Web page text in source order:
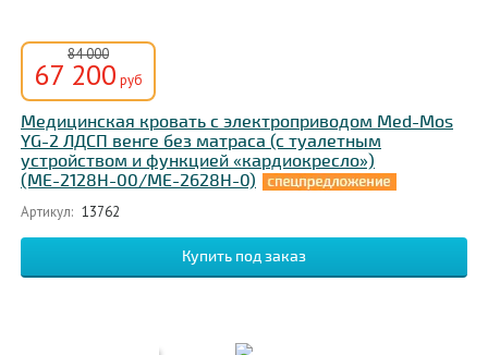
84 000
67 200 руб
Медицинская кровать с электроприводом Med-Mos
YG-2 ЛДСП венге без матраса (с туалетным
устройством и функцией «кардиокресло»)
(МЕ-2128Н-00/МЕ-2628Н-0)
Артикул: 13762